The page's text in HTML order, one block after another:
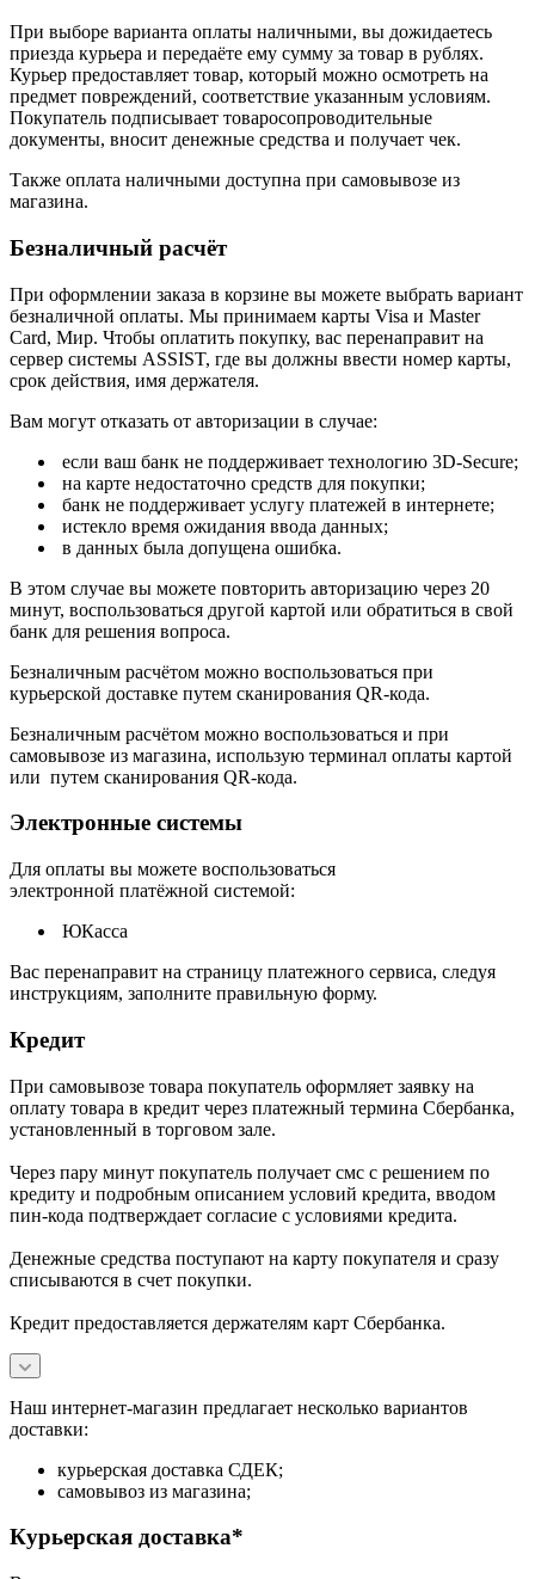
При выборе варианта оплаты наличными, вы дожидаетесь
приезда курьера и передаёте ему сумму за товар в рублях.
Курьер предоставляет товар, который можно осмотреть на
предмет повреждений, соответствие указанным условиям.
Покупатель подписывает товаросопроводительные
документы, вносит денежные средства и получает чек.
Также оплата наличными доступна при самовывозе из
магазина.
Безналичный расчёт
При оформлении заказа в корзине вы можете выбрать вариант
безналичной оплаты. Мы принимаем карты Visa и Master
Card, Мир. Чтобы оплатить покупку, вас перенаправит на
сервер системы ASSIST, где вы должны ввести номер карты,
срок действия, имя держателя.
Вам могут отказать от авторизации в случае:
если ваш банк не поддерживает технологию 3D-Secure;
на карте недостаточно средств для покупки;
банк не поддерживает услугу платежей в интернете;
истекло время ожидания ввода данных;
в данных была допущена ошибка.
В этом случае вы можете повторить авторизацию через 20
минут, воспользоваться другой картой или обратиться в свой
банк для решения вопроса.
Безналичным расчётом можно воспользоваться при
курьерской доставке путем сканирования QR-кода.
Безналичным расчётом можно воспользоваться и при
самовывозе из магазина, использую терминал оплаты картой
или путем сканирования QR-кода.
Электронные системы
Для оплаты вы можете воспользоваться
электронной платёжной системой:
ЮКасса
Вас перенаправит на страницу платежного сервиса, следуя
инструкциям, заполните правильную форму.
Кредит
При самовывозе товара покупатель оформляет заявку на
оплату товара в кредит через платежный термина Сбербанка,
установленный в торговом зале.
Через пару минут покупатель получает смс с решением по
кредиту и подробным описанием условий кредита, вводом
пин-кода подтверждает согласие с условиями кредита.
Денежные средства поступают на карту покупателя и сразу
списываются в счет покупки.
Кредит предоставляется держателям карт Сбербанка.
Наш интернет-магазин предлагает несколько вариантов
доставки:
курьерская доставка СДЕК;
самовывоз из магазина;
Курьерская доставка*